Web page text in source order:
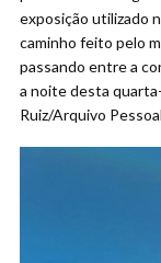
exposição utilizado
caminho feito pelo
passando entre a
a noite desta
Ruiz/Arquivo